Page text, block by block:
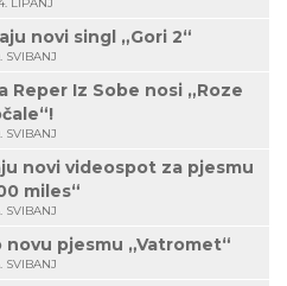
novi singl „Gori 2“
SVIBANJ
Reper Iz Sobe nosi „Roze
SVIBANJ
novi videospot za pjesmu
miles“
SVIBANJ
novu pjesmu „Vatromet“
SVIBANJ